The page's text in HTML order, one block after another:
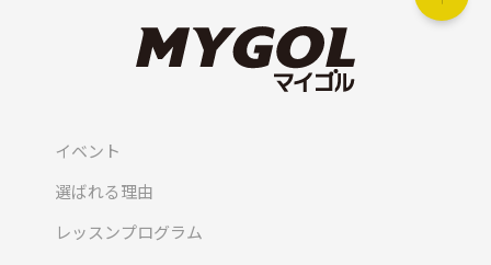
イベント
選ばれる理由
レッスンプログラム